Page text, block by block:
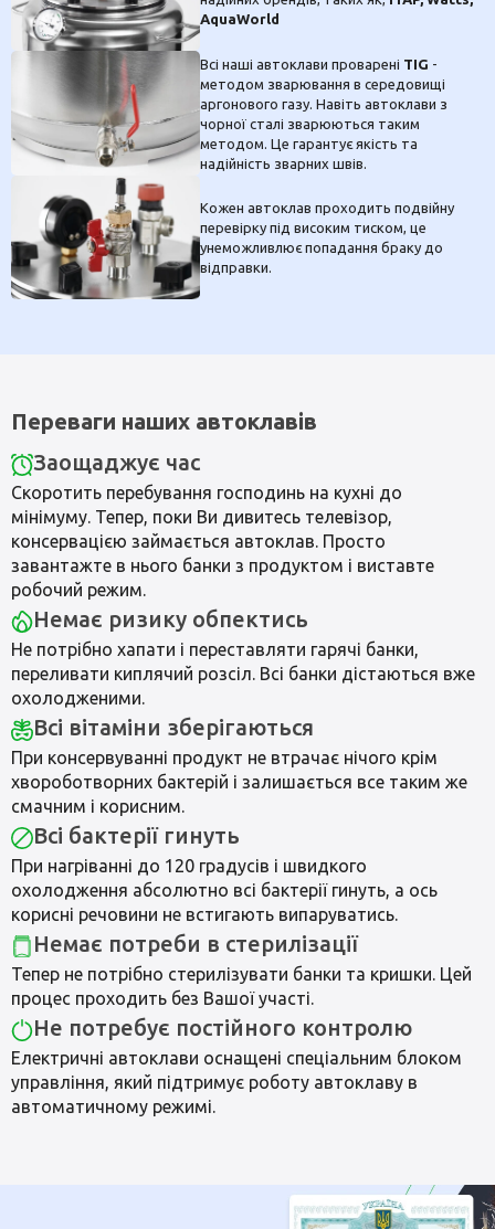
AquaWorld
Всі наші автоклави проварені TIG -
методом зварювання в середовищі
аргонового газу. Навіть автоклави з
чорної сталі зварюються таким
методом. Це гарантує якість та
надійність зварних швів.
Кожен автоклав проходить подвійну
перевірку під високим тиском, це
унеможливлює попадання браку до
відправки.
Переваги наших автоклавів
Заощаджує час
Скоротить перебування господинь на кухні до
мінімуму. Тепер, поки Ви дивитесь телевізор,
консервацією займається автоклав. Просто
завантажте в нього банки з продуктом і виставте
робочий режим.
Немає ризику обпектись
Не потрібно хапати і переставляти гарячі банки,
переливати киплячий розсіл. Всі банки дістаються вже
охолодженими.
Всі вітаміни зберігаються
При консервуванні продукт не втрачає нічого крім
хвороботворних бактерій і залишається все таким же
смачним і корисним.
Всі бактерії гинуть
При нагріванні до 120 градусів і швидкого
охолодження абсолютно всі бактерії гинуть, а ось
корисні речовини не встигають випаруватись.
Немає потреби в стерилізації
Тепер не потрібно стерилізувати банки та кришки. Цей
процес проходить без Вашої участі.
Не потребує постійного контролю
Електричні автоклави оснащені спеціальним блоком
управління, який підтримує роботу автоклаву в
автоматичному режимі.